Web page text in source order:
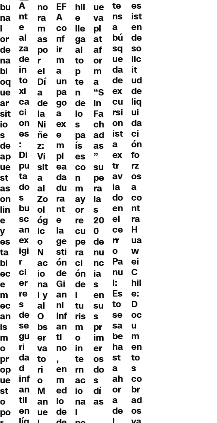
bu
na
l
or
de
na
bl
oq
ue
ar
sit
io
s
de
ap
ue
st
as
on
lin
e
y
es
ta
bl
ec
e
m
ec
an
is
m
o
pr
op
ue
st
o
po
A
nt
e
al
za
de
in
to
xi
ca
ci
on
es
:
Di
pu
ta
do
s
bu
sc
an
ex
igi
r
ci
er
re
s
de
se
gu
ri
da
d
inf
an
til
en
no
ra
m
as
po
r
el
Dí
a
de
la
Ni
ñe
z:
Vi
sit
a
al
Zo
ol
óg
ic
o
N
ac
io
na
l y
al
O
bs
er
va
to
ri
o
M
an
ue
EF
A
co
nf
ir
m
a
un
pa
go
a
ex
e
m
pl
ea
da
du
ra
nt
e
la
ge
sti
ón
de
Gi
an
ni
Inf
an
ti
no
,
en
m
ed
io
de
hil
e
lle
ga
al
to
p
te
n
de
lo
s
pa
ís
es
co
n
m
ay
or
re
cu
pe
ra
ci
ón
de
l
tu
ris
m
o
in
te
rn
ac
io
na
l
ue
va
pl
at
af
or
m
a
“S
in
Fa
ch
ad
as
”
su
pe
ra
la
s
20
0
de
nu
nc
ia
s
en
su
s
pr
im
er
os
do
s
dí
as
te
ns
a
bú
sq
ue
da
de
ex
cu
rsi
on
ist
a
ex
tr
av
ia
do
en
el
ce
rr
o
Pa
nu
l:
Es
to
se
sa
be
ha
st
a
ah
or
a
de
es
ist
en
de
so
lic
it
ud
de
liq
ui
da
ci
ón
fo
rz
os
a
co
nt
ra
H
ua
w
ei
C
hil
e:
D
oc
u
m
en
to
s
co
br
ad
os